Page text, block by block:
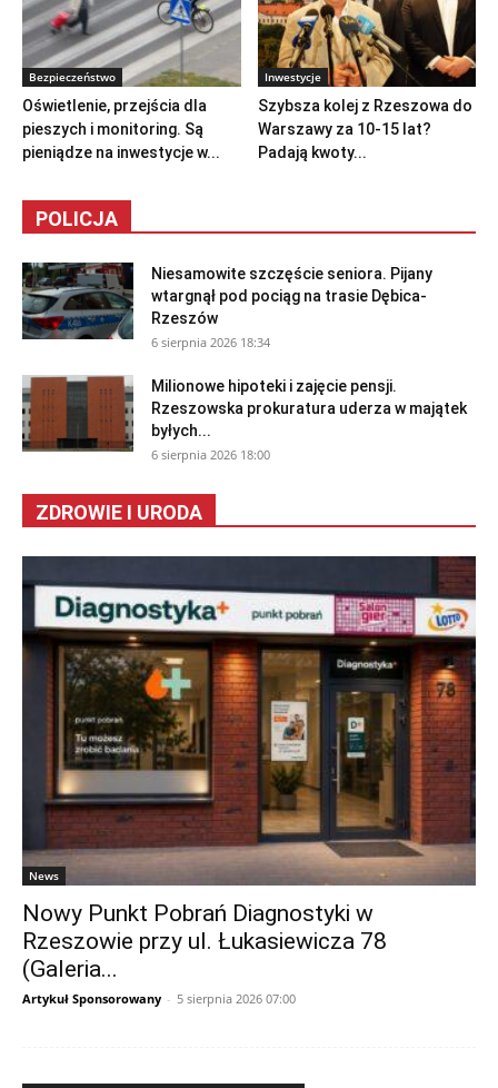
Bezpieczeństwo
Oświetlenie, przejścia dla
pieszych i monitoring. Są
pieniądze na inwestycje w...
Inwestycje
Szybsza kolej z Rzeszowa do
Warszawy za 10-15 lat?
Padają kwoty...
POLICJA
Niesamowite szczęście seniora. Pijany
wtargnął pod pociąg na trasie Dębica-
Rzeszów
6 sierpnia 2026 18:34
Milionowe hipoteki i zajęcie pensji.
Rzeszowska prokuratura uderza w majątek
byłych...
6 sierpnia 2026 18:00
ZDROWIE I URODA
News
Nowy Punkt Pobrań Diagnostyki w
Rzeszowie przy ul. Łukasiewicza 78
(Galeria...
Artykuł Sponsorowany - 5 sierpnia 2026 07:00